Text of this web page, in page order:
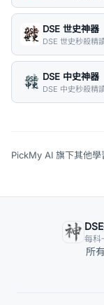
DSE 世史神器
DSE 世史秒殺精
DSE 中史神器
DSE 中史秒殺精
PickMy AI 旗下其他學
每科
所